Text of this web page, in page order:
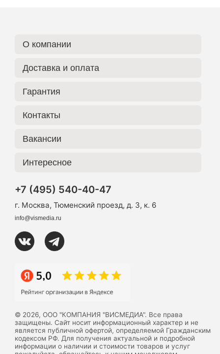
О компании
Доставка и оплата
Гарантия
Контакты
Вакансии
Интересное
+7 (495) 540-40-47
г. Москва, Тюменский проезд, д. 3, к. 6
info@vismedia.ru
© 2026, ООО "КОМПАНИЯ "ВИСМЕДИА". Все права
защищены. Сайт носит информационный характер и не
является публичной офертой, определяемой Гражданским
кодексом РФ. Для получения актуальной и подробной
информации о наличии и стоимости товаров и услуг